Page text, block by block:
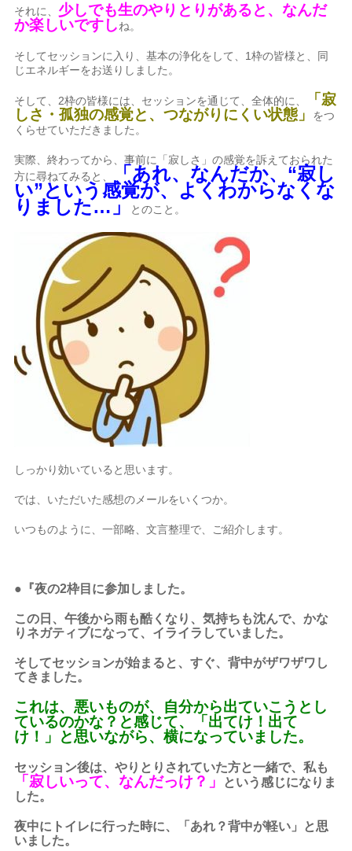
それに、 少しでも生のやりとりがあると、なんだ
か楽しいですしね。
そしてセッションに入り、基本の浄化をして、1枠の皆様と、同
じエネルギーをお送りしました。
そして、2枠の皆様には、セッションを通じて、全体的に、
「寂
しさ・孤独の感覚と、つながりにくい状態」
をつ
くらせていただきました。
実際、終わってから、事前に「寂しさ」の感覚を訴えておられた
方に尋ねてみると、
「あれ、なんだか、“寂し
い”という感覚が、よくわからなくな
りました…」 とのこと。
しっかり効いていると思います。
では、いただいた感想のメールをいくつか。
いつものように、一部略、文言整理で、ご紹介します。
●『夜の2枠目に参加しました。
この日、午後から雨も酷くなり、気持ちも沈んで、かな
りネガティブになって、イライラしていました。
そしてセッションが始まると、すぐ、背中がザワザワし
てきました。
これは、悪いものが、自分から出ていこうとし
ているのかな？と感じて、「出てけ！出て
け！」と思いながら、横になっていました。
セッション後は、やりとりされていた方と一緒で、私も
「寂しいって、なんだっけ？」
という感じになりま
した。
夜中にトイレに行った時に、「あれ？背中が軽い」と思
いました。